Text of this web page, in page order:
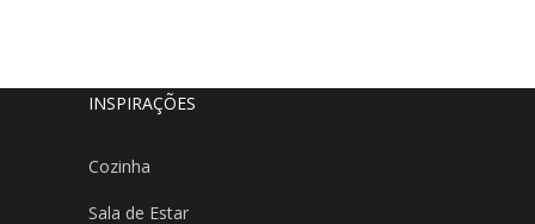
INSPIRAÇÕES
Cozinha
Sala de Estar